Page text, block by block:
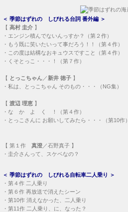
＜ 季節はずれの しびれる台詞 番外編 ＞
【 高村 圭介 】
・ エンジン積んでないんっすか？（第２作）
・ もう既に笑いたいって事だろう！！（第４作）
・ この度は結構なおキュウスですこと（第４作）
・ くそとっこ・・・！（第７作）
【 とっこちゃん ／新井 徳子 】
・ 私は、とっこちゃん そのもの・・・（NG集）
【 渡辺 理恵 】
・ な か よ く ！（第４作）
・ とっこさんに お願いしてみたら・・・（第10作）
【 第１作 真澄 ／石野真子 】
・ 圭介さんって、スケベなの？
＜ 季節はずれの しびれる自転車二人乗り ＞
・ 第４作 二人乗り
・ 第６作 再放送で消えたシーン
・ 第10作 消えなかった、二人乗り
・ 第11作 二人乗り、に、なった？